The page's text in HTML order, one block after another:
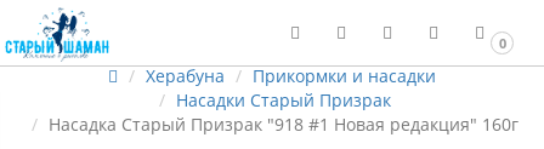
0
Херабуна
Прикормки и насадки
Насадки Старый Призрак
Насадка Старый Призрак "918 #1 Новая редакция" 160г